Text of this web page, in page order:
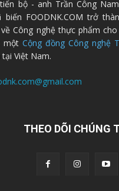
bộ - anh Trần Công
biến FOODNK.COM trở
Công nghệ thực phẩm
một Cộng đồng Công nghệ
Việt Nam.
THEO DÕI CHÚNG